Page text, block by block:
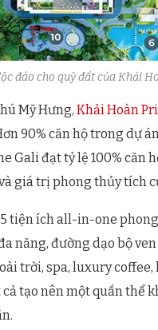
đáo cho quỹ đất của Khải
Mỹ Hưng, Khải Hoàn
90% căn hộ trong dự
Gali đạt tỷ lệ 100% căn
giá trị phong thủy tích
tiện ích all-in-one
năng, đường dạo bộ
trời, spa, luxury
tạo nên một quần thể